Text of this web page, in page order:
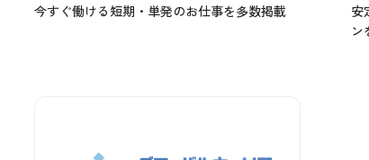
今すぐ働ける短期・単発のお仕事を多数掲載
安
ン